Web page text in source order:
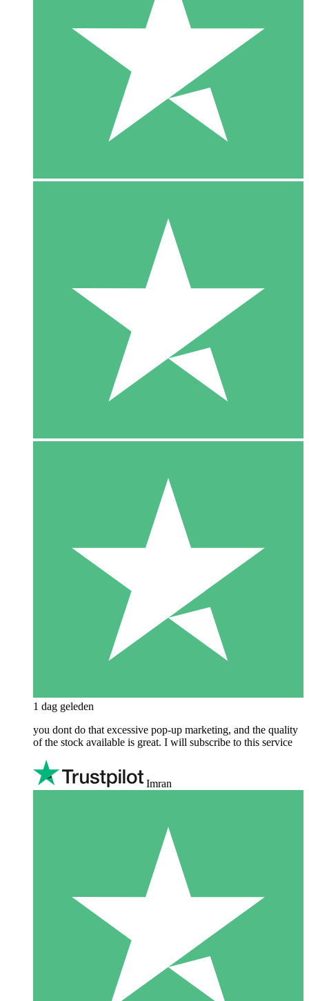
1 dag geleden
you dont do that excessive pop-up marketing, and the quality
of the stock available is great. I will subscribe to this service
Imran